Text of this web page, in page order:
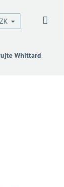
Whittard